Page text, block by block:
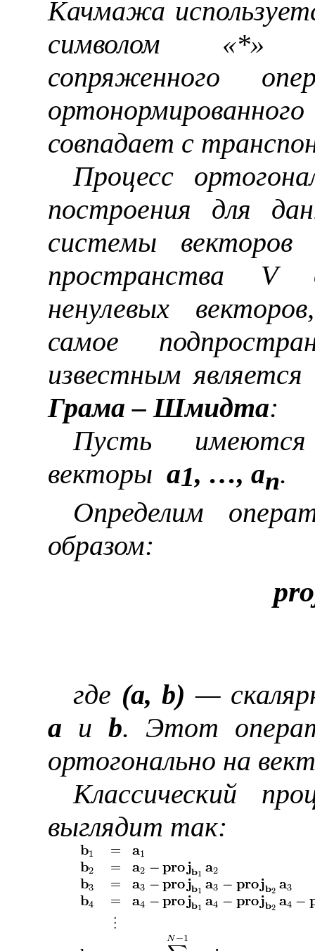
Качмажа
символом «*»
сопряженного
совпадает с
Процесс
построения для
системы
пространства V
ненулевых
самое
известным является
Грама – Шмидта:
Пусть имеются
векторы a1, …, an.
Определим
образом:
где (a,b) —
a и b. Этот
ортогонально на
Классический
выглядит так: